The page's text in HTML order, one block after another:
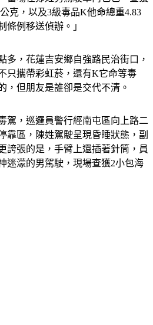
克，以及3級毒品K他命總重4.83
條例移送偵辦。」
多，花蓮吉安鄉自強路民治街口，
只攜帶彩虹菸，還有K它命等毒
，但朋友是誰卻是交代不清。
駕，巡邏員警行經南屯區向上路二
靠區，陳姓駕駛呈現昏睡狀態，副
誇張的是，手臂上還插著針筒，員
迷濛的男駕駛，現場查獲2小包海